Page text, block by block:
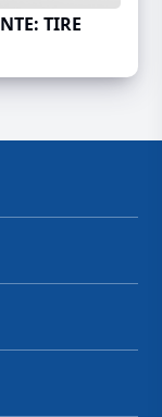
TIRE